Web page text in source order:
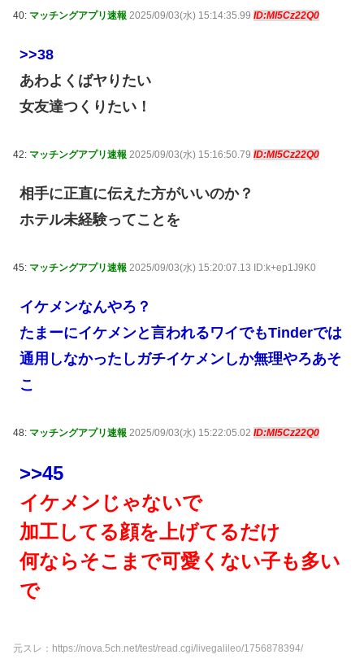
40: マッチングアプリ速報 2025/09/03(水) 15:14:35.99 ID:Ml5Cz22Q0
>>38
あわよくばヤりたい
女友達つくりたい！
42: マッチングアプリ速報 2025/09/03(水) 15:16:50.79 ID:Ml5Cz22Q0
相手に正直に伝えた方がいいのか？
ホテル未経験ってことを
45: マッチングアプリ速報 2025/09/03(水) 15:20:07.13 ID:k+ep1J9K0
イケメンなんやろ？
たまーにイケメンと言われるワイでもTinderでは
通用しなかったしガチイケメンしか無理やろあそ
こ
48: マッチングアプリ速報 2025/09/03(水) 15:22:05.02 ID:Ml5Cz22Q0
>>45
イケメンじゃないで
加工してる顔を上げてるだけ
何ならそこまで可愛くない子も多い
で
元スレ：https://nova.5ch.net/test/read.cgi/livegalileo/1756878394/